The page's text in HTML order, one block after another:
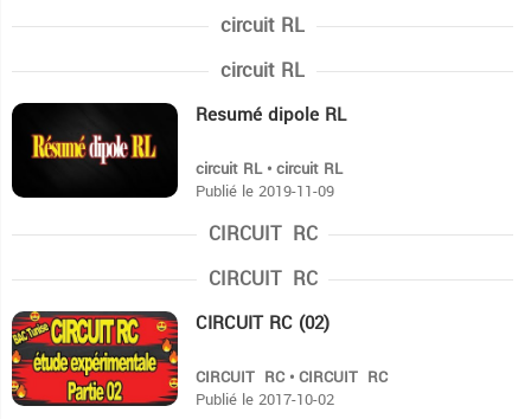
circuit RL
circuit RL
Resumé dipole RL
circuit RL • circuit RL
Publié le 2019-11-09
CIRCUIT RC
CIRCUIT RC
13:17 CIRCUIT RC (02)
CIRCUIT RC • CIRCUIT RC
Publié le 2017-10-02